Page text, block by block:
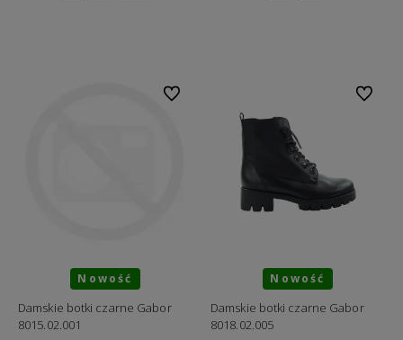
Nowość
Damskie botki czarne Gabor
8015.02.001
Do ulubionych
Nowość
Damskie botki czarne Gabor
8018.02.005
Do